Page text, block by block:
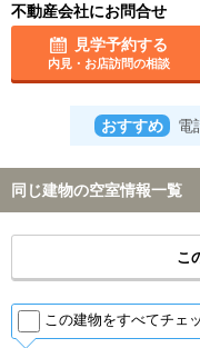
不動産会社にお問合せ
見学予約する
内見・お店訪問の相談
おすすめ 電
同じ建物の空室情報一覧
こ
この建物をすべてチェ